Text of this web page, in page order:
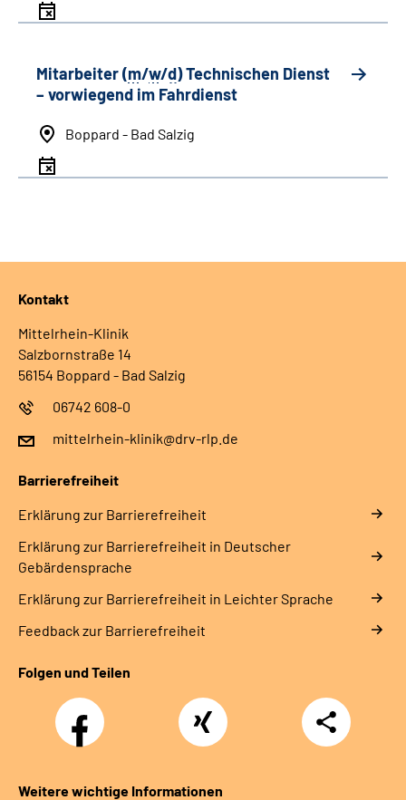
Mitarbeiter (m/w/d) Technischen Dienst
– vorwiegend im Fahrdienst
Boppard - Bad Salzig
Kontakt
Mittelrhein-Klinik
Salzbornstraße 14
56154 Boppard - Bad Salzig
06742 608-0
mittelrhein-klinik@drv-rlp.de
Barrierefreiheit
Erklärung zur Barrierefreiheit
Erklärung zur Barrierefreiheit in Deutscher
Gebärdensprache
Erklärung zur Barrierefreiheit in Leichter Sprache
Feedback zur Barrierefreiheit
Folgen und Teilen
Facebook Xing
Teilen
Weitere wichtige Informationen